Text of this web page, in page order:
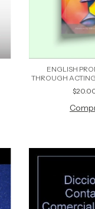
ENGLISH
THROUGH